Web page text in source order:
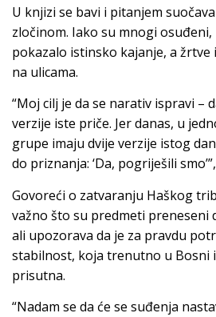
U knjizi se bavi i pitanjem
zločinom. Iako su mnogi osuđeni,
pokazalo istinsko kajanje, a
na ulicama.
“Moj cilj je da se narativ ispravi –
verzije iste priče. Jer danas, u
grupe imaju dvije verzije istog
do priznanja: ‘Da, pogriješili
Govoreći o zatvaranju Haškog
važno što su predmeti preneseni
ali upozorava da je za pravdu
stabilnost, koja trenutno u Bosni
prisutna.
“Nadam se da će se suđenja